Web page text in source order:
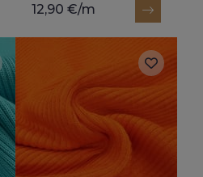
12,90 €/m